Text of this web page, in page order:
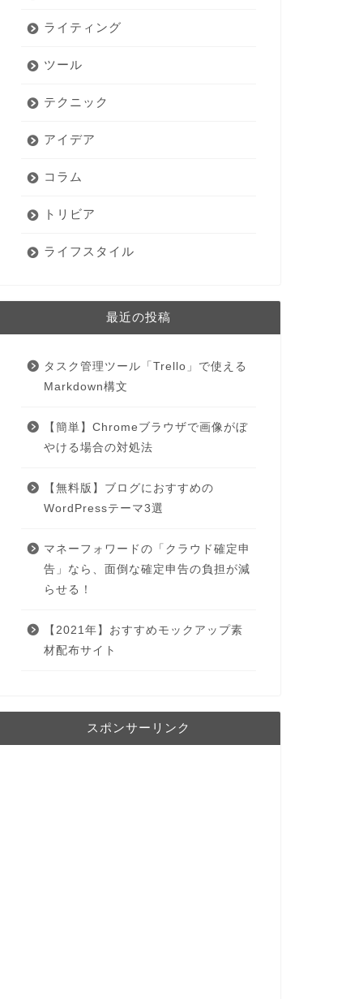
ライティング
ツール
テクニック
アイデア
コラム
トリビア
ライフスタイル
最近の投稿
タスク管理ツール「Trello」で使える
Markdown構文
【簡単】Chromeブラウザで画像がぼ
やける場合の対処法
【無料版】ブログにおすすめの
WordPressテーマ3選
マネーフォワードの「クラウド確定申
告」なら、面倒な確定申告の負担が減
らせる！
【2021年】おすすめモックアップ素
材配布サイト
スポンサーリンク